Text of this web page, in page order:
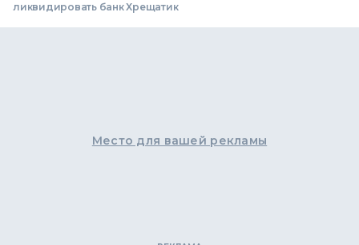
ликвидировать банк Хрещатик
Место для вашей рекламы